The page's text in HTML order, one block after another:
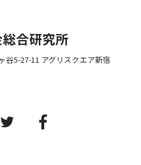
合研究所
谷5-27-11 アグリスクエア新宿